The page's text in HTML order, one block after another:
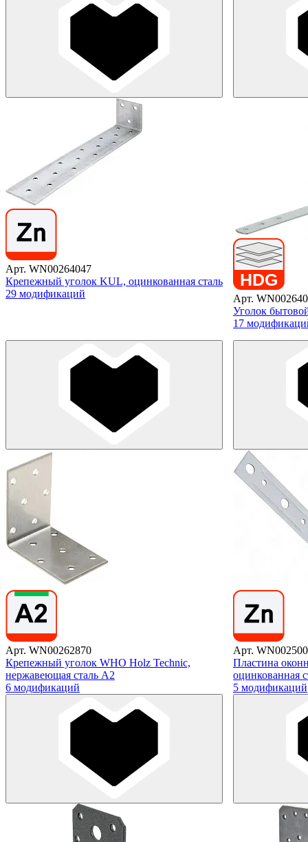
Арт. WN00264047
Крепежный уголок KUL, оцинкованная сталь
29 модификаций
Арт.
Уголок
17
Арт. WN00262870
Крепежный уголок WHO Holz Technic,
нержавеющая сталь А2
6 модификаций
Арт.
Пластина
оцинкованная
5 модификаций